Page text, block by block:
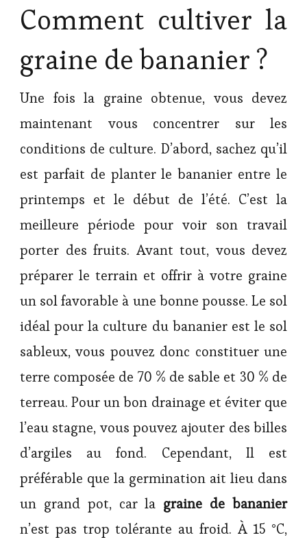
Comment cultiver la
graine de bananier ?
Une fois la graine obtenue, vous devez
maintenant vous concentrer sur les
conditions de culture. D’abord, sachez qu’il
est parfait de planter le bananier entre le
printemps et le début de l’été. C’est la
meilleure période pour voir son travail
porter des fruits. Avant tout, vous devez
préparer le terrain et offrir à votre graine
un sol favorable à une bonne pousse. Le sol
idéal pour la culture du bananier est le sol
sableux, vous pouvez donc constituer une
terre composée de 70 % de sable et 30 % de
terreau. Pour un bon drainage et éviter que
l’eau stagne, vous pouvez ajouter des billes
d’argiles au fond. Cependant, Il est
préférable que la germination ait lieu dans
un grand pot, car la graine de bananier
n’est pas trop tolérante au froid. À 15 °C,